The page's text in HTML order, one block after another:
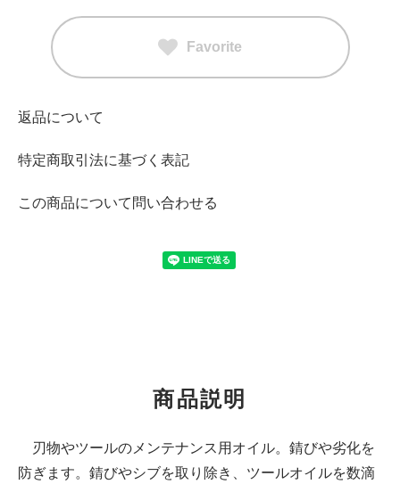
Favorite
返品について
特定商取引法に基づく表記
この商品について問い合わせる
商品説明
刃物やツールのメンテナンス用オイル。錆びや劣化を
防ぎます。錆びやシブを取り除き、ツールオイルを数滴